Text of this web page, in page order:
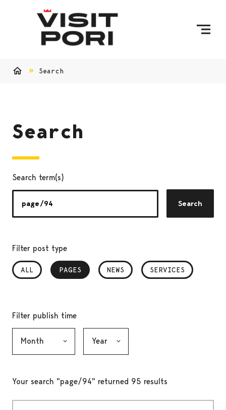
Search
Search
Search term(s)
Search
Filter post type
ALL PAGES
, SELECTED NEWS SERVICES
Filter publish time
Your search "page/94" returned 95 results